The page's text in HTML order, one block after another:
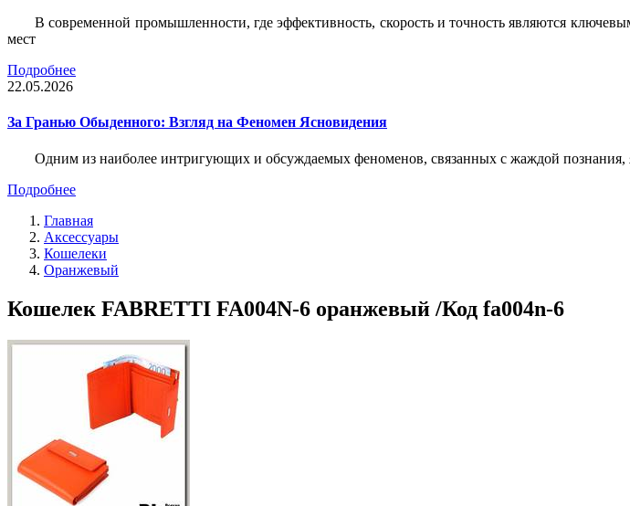
В современной промышленности, где эффективность, скорость и точность являются
мест
Подробнее
22.05.2026
За Гранью Обыденного: Взгляд на Феномен Ясновидения
Одним из наиболее интригующих и обсуждаемых феноменов, связанных с жаждой познания,
Подробнее
Главная
Аксессуары
Кошелеки
Оранжевый
Кошелек FABRETTI FA004N-6 оранжевый /Код fa004n-6